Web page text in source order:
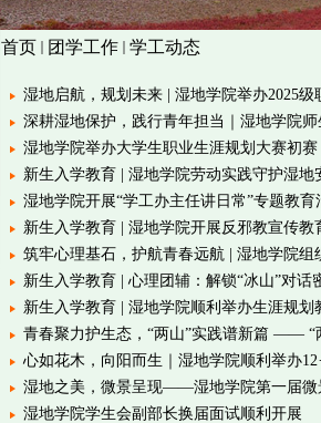
首页 团学工作 学工动态
湿地启航，规划未来 | 湿地学院举办2025
深耕湿地保护，践行青年担当｜湿地学院
湿地学院举办大学生职业生涯规划大赛初赛
新生入学教育 | 湿地学院劳动实践守护湿地
湿地学院开展“学工办主任讲日常”专题教育
新生入学教育 | 湿地学院开展反邪教宣传教
筑牢心理基石，护航青春远航 | 湿地学院
新生入学教育 | 心理团辅：解锁“冰山”对话
新生入学教育 | 湿地学院顺利举办生涯规划
青春聚力护生态，“两山”实践谱新篇 —— “
心如花木，向阳而生｜湿地学院顺利举办
湿地之美，微景呈现——湿地学院第一届微
湿地学院学生会副部长换届面试顺利开展